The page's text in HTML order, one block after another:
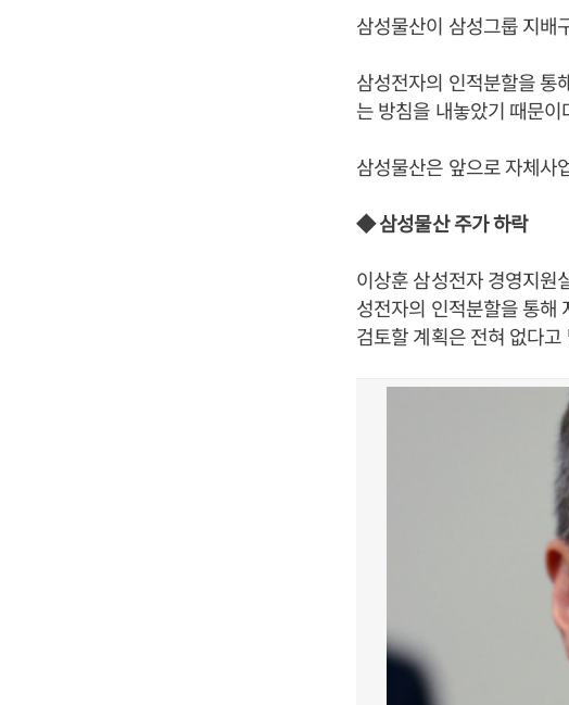
삼성물산이 삼성그룹 지배
삼성전자의 인적분할을 통
는 방침을 내놓았기 때문이
삼성물산은 앞으로 자체사
◆ 삼성물산 주가 하락
이상훈 삼성전자 경영지원
성전자의 인적분할을 통해
검토할 계획은 전혀 없다고